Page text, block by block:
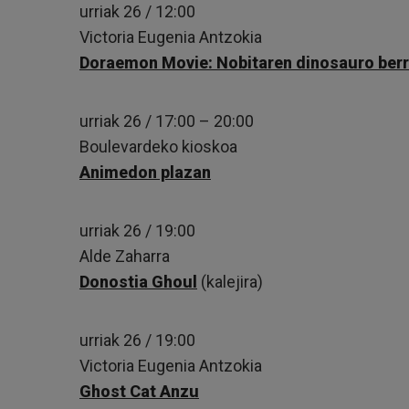
urriak 26 / 12:00
Victoria Eugenia Antzokia
Doraemon Movie: Nobitaren dinosauro
urriak 26 / 17:00 – 20:00
Boulevardeko kioskoa
Animedon plazan
urriak 26 / 19:00
Alde Zaharra
Donostia Ghoul (kalejira)
urriak 26 / 19:00
Victoria Eugenia Antzokia
Ghost Cat Anzu